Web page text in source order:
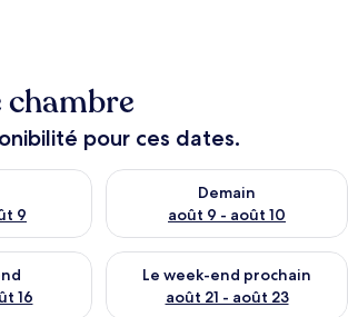
chambre
pour ces dates.
9
pour ce soir août 8 - août 9
Demain
août 9 - août 10
Vérifier la disponibilité pour
16
pour ce week-end août 14 - août 16
Le week-end prochain
août 21 - août 23
Vérifier la disponibilité pour